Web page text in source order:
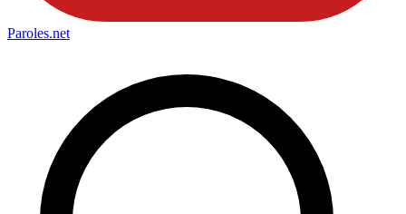
Paroles.net